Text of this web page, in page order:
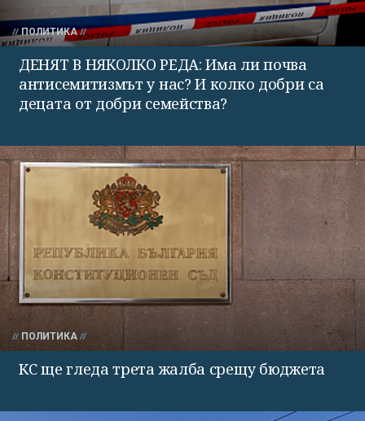
ПОЛИТИКА
ДЕНЯТ В НЯКОЛКО РЕДА: Има ли почва
антисемитизмът у нас? И колко добри са
децата от добри семейства?
ПОЛИТИКА
КС ще гледа трета жалба срещу бюджета